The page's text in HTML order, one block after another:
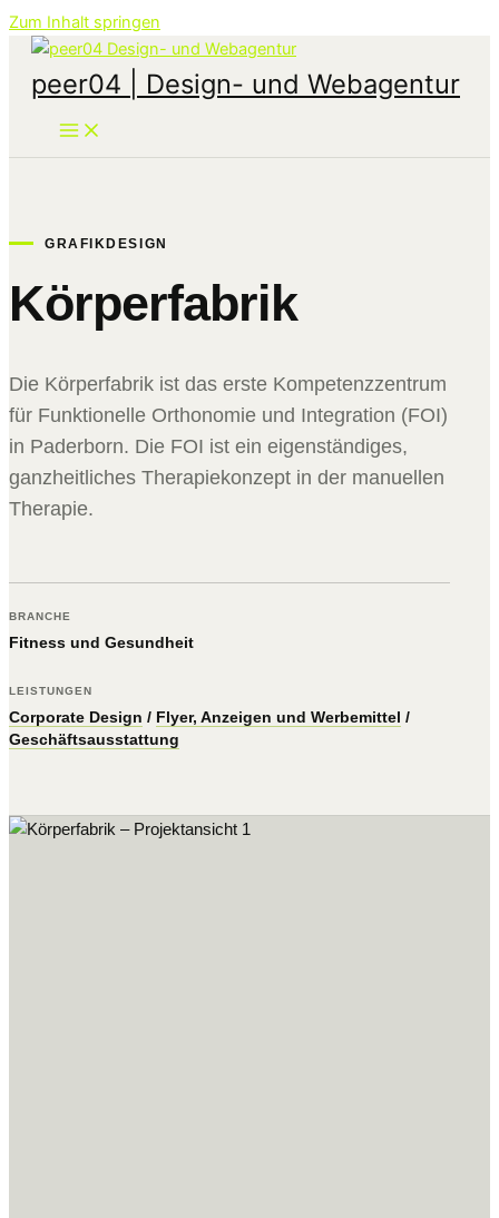
Zum Inhalt springen
peer04 | Design- und Webagentur
GRAFIKDESIGN
Körperfabrik
Die Körperfabrik ist das erste Kompetenzzentrum
für Funktionelle Orthonomie und Integration (FOI)
in Paderborn. Die FOI ist ein eigenständiges,
ganzheitliches Therapiekonzept in der manuellen
Therapie.
BRANCHE
Fitness und Gesundheit
LEISTUNGEN
Corporate Design / Flyer, Anzeigen und Werbemittel /
Geschäftsausstattung